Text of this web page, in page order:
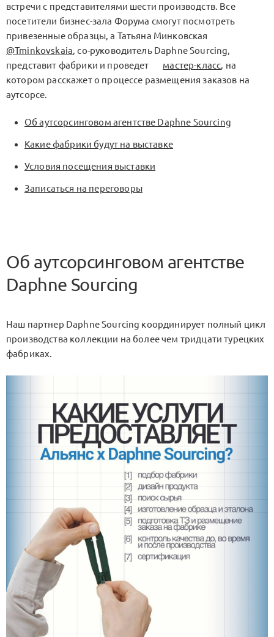
встречи с представителями шести производств. Все
посетители бизнес-зала Форума смогут посмотреть
привезенные образцы, а Татьяна Минковская
@Tminkovskaia, со-руководитель Daphne Sourcing,
представит фабрики и проведет
мастер-класс, на
котором расскажет о процессе размещения заказов на
аутсорсе.
Об аутсорсинговом агентстве Daphne Sourcing
Какие фабрики будут на выставке
Условия посещения выставки
Записаться на переговоры
Об аутсорсинговом агентстве
Daphne Sourcing
Наш партнер Daphne Sourcing координирует полный цикл
производства коллекции на более чем тридцати турецких
фабриках.